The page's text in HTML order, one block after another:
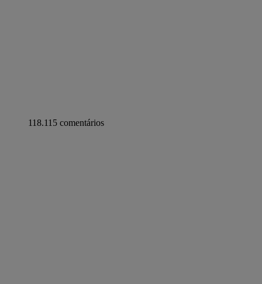
118.115 comentários